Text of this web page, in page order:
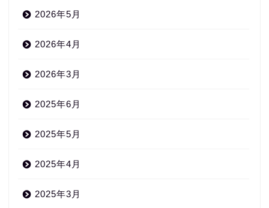
2026年5月
2026年4月
2026年3月
2025年6月
2025年5月
2025年4月
2025年3月